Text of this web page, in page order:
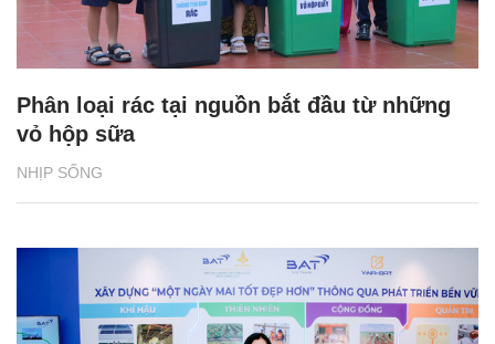
NHỊP SỐNG
Phân loại rác tại nguồn bắt đầu từ những
vỏ hộp sữa